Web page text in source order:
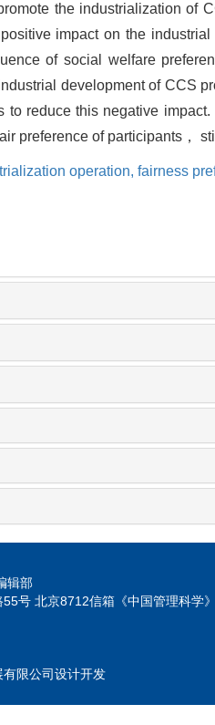
the industrialization of
impact on the
of social welfare
development of CCS
to reduce this negative
preference of participants，
operation, fairness
辑部
55号 北京8712信箱《中国管理科
限公司设计开发